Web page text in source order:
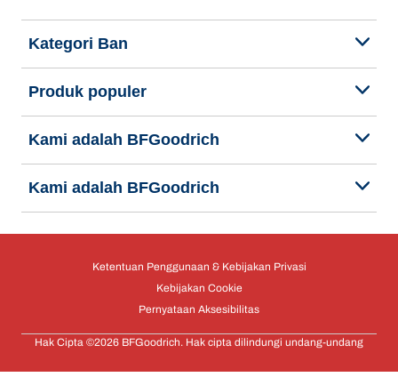
Kategori Ban
Produk populer
Kami adalah BFGoodrich
Kami adalah BFGoodrich
Ketentuan Penggunaan & Kebijakan Privasi
Kebijakan Cookie
Pernyataan Aksesibilitas
Hak Cipta ©2026 BFGoodrich. Hak cipta dilindungi undang-undang